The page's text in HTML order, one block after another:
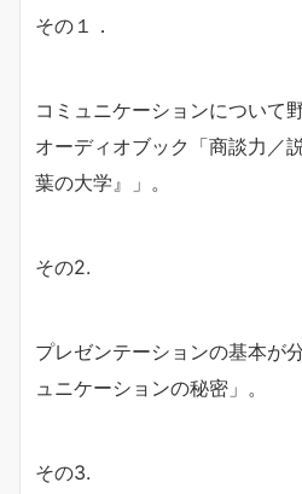
その１．
コミュニケーションについて
オーディオブック「商談力／
葉の大学』」。
その2.
プレゼンテーションの基本が
ュニケーションの秘密」。
その3.